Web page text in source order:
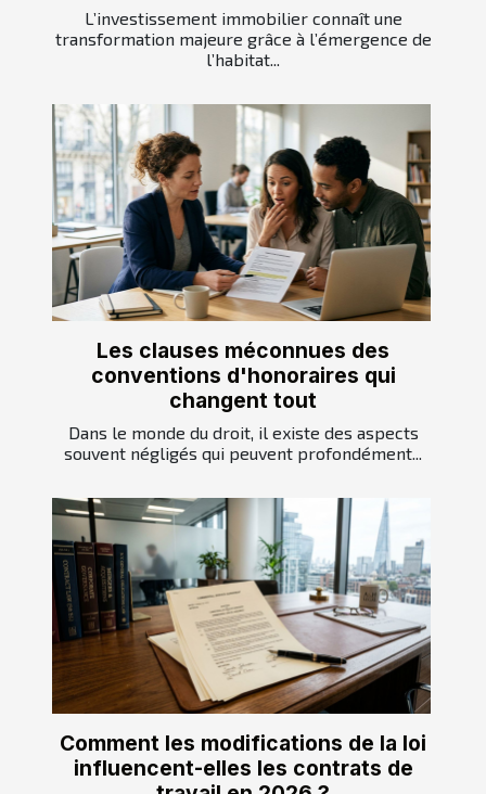
L’investissement immobilier connaît une
transformation majeure grâce à l’émergence de
l’habitat...
Les clauses méconnues des
conventions d'honoraires qui
changent tout
Dans le monde du droit, il existe des aspects
souvent négligés qui peuvent profondément...
Comment les modifications de la loi
influencent-elles les contrats de